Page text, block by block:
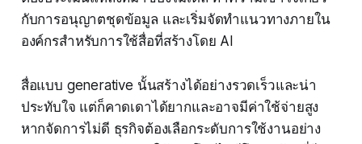
กับการอนุญาตชุดข้อมูล และเริ่มจัดทำแนวทางภายใน
องค์กรสำหรับการใช้สื่อที่สร้างโดย AI
สื่อแบบ generative นั้นสร้างได้อย่างรวดเร็วและน่า
ประทับใจ แต่ก็คาดเดาได้ยากและอาจมีค่าใช้จ่ายสูง
หากจัดการไม่ดี ธุรกิจต้องเลือกระดับการใช้งานอย่าง